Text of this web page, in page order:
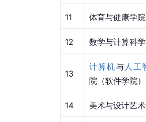
11 体育与健康学院
12 数学与计算科
13
计算机与人工
院（软件学院）
14 美术与设计艺